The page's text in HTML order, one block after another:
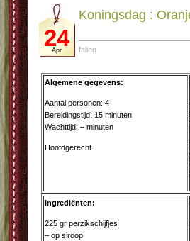
24
Apr
Koningsdag :
falien
Algemene gegevens:
Aantal personen: 4
Bereidingstijd: 15 minuten
Wachttijd: – minuten
Hoofdgerecht
Ingrediënten:
225 gr perzikschijfjes
– op siroop